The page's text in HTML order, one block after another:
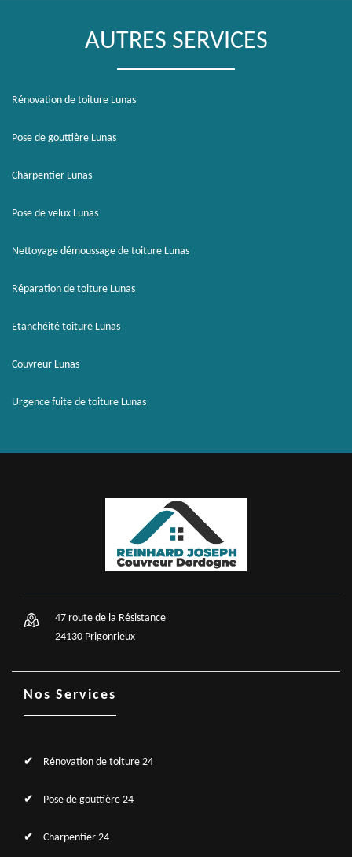
AUTRES SERVICES
Rénovation de toiture Lunas
Pose de gouttière Lunas
Charpentier Lunas
Pose de velux Lunas
Nettoyage démoussage de toiture Lunas
Réparation de toiture Lunas
Etanchéité toiture Lunas
Couvreur Lunas
Urgence fuite de toiture Lunas
47 route de la Résistance
24130 Prigonrieux
Nos Services
Rénovation de toiture 24
Pose de gouttière 24
Charpentier 24